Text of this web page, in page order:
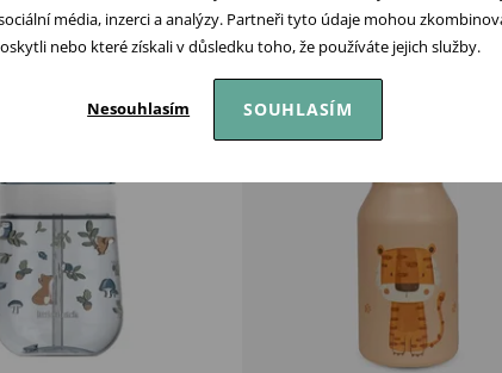
média, inzerci a analýzy. Partneři tyto údaje mohou
nebo které získali v důsledku toho, že používáte jejich služby.
Nesouhlasím SOUHLASÍM